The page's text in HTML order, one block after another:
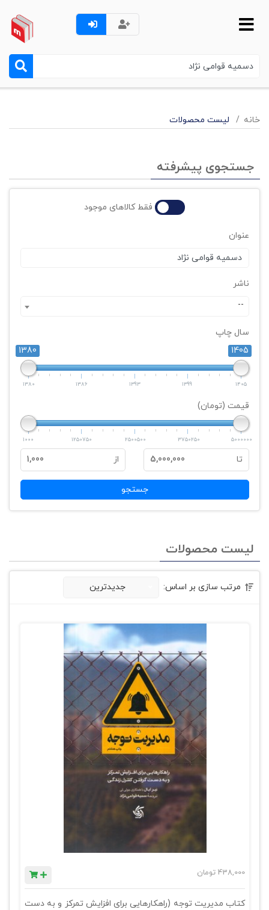
خانه لیست محصولات
جستجوی پیشرفته
فقط کالاهای موجود
عنوان
ناشر
--
سال چاپ
1380
1405
1380 1386 1393 1399 1405
قیمت (تومان)
1000 1250750 2500500 3750250 5000000
تا 5,000,000 از 1,000
جستجو
لیست محصولات
مرتب سازی بر اساس: جدیدترین
438,000 تومان
کتاب مدیریت توجه (راهکارهایی برای افزایش تمرکز و به دست